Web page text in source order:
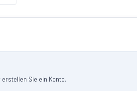
Sie ein Konto.